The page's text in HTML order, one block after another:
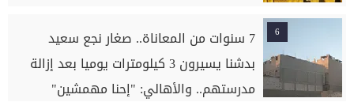
6
7 سنوات من المعاناة.. صغار نجع سعيد
بدشنا يسيرون 3 كيلومترات يوميا بعد إزالة
مدرستهم.. والأهالي: "إحنا مهمشين"